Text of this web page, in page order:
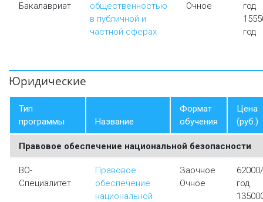
Бакалавриат
общественностью
в публичной и
частной сферах
Очное
год
год
Юридические
Тип
программы
Название
Формат
обучения
Цена
(руб.)
Правовое обеспечение национальной безопасности
ВО-
Специалитет
Правовое
обеспечение
национальной
Заочное
Очное
62000/
год